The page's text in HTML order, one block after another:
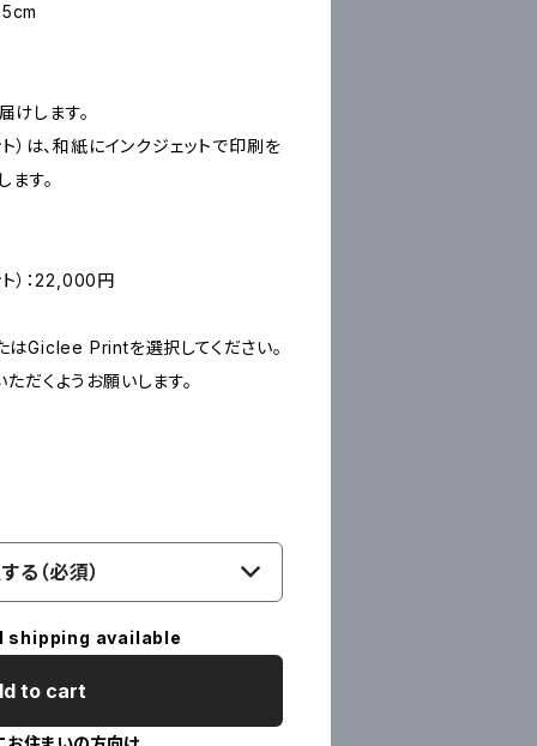
します。
は、和紙にインクジェットで印刷を
す。
）：22,000円
Giclee Printを選択してください。
だくようお願いします。
る（必須）
shipping available
to cart